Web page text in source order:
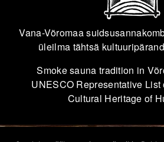
Vana-Võromaa
üleilma tähtsä
Smoke sauna tradition in
UNESCO Representative
Cultural Heritage of